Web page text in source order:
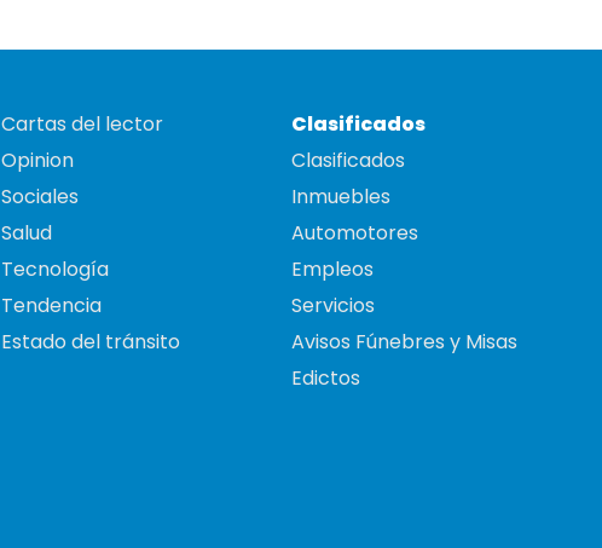
Cartas del lector
Opinion
Sociales
Salud
Tecnología
Tendencia
Estado del tránsito
Clasificados
Clasificados
Inmuebles
Automotores
Empleos
Servicios
Avisos Fúnebres y Misas
Edictos